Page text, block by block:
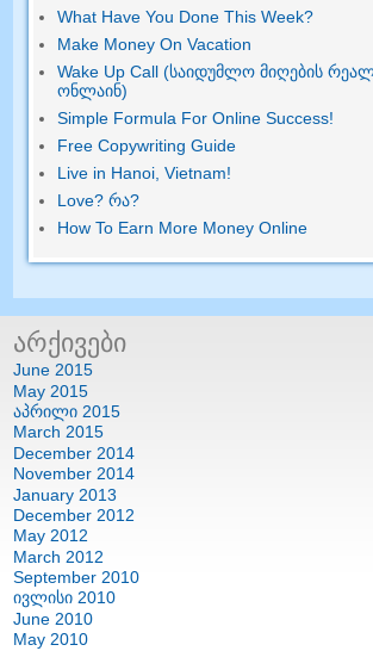
What Have You Done This Week?
Make Money On Vacation
Wake Up Call (საიდუმლო მიღების
ონლაინ)
Simple Formula For Online Success!
Free Copywriting Guide
Live in Hanoi ,Vietnam!
Love? რა?
How To Earn More Money Online
არქივები
June 2015
May 2015
აპრილი 2015
March 2015
December 2014
November 2014
January 2013
December 2012
May 2012
March 2012
September 2010
ივლისი 2010
June 2010
May 2010